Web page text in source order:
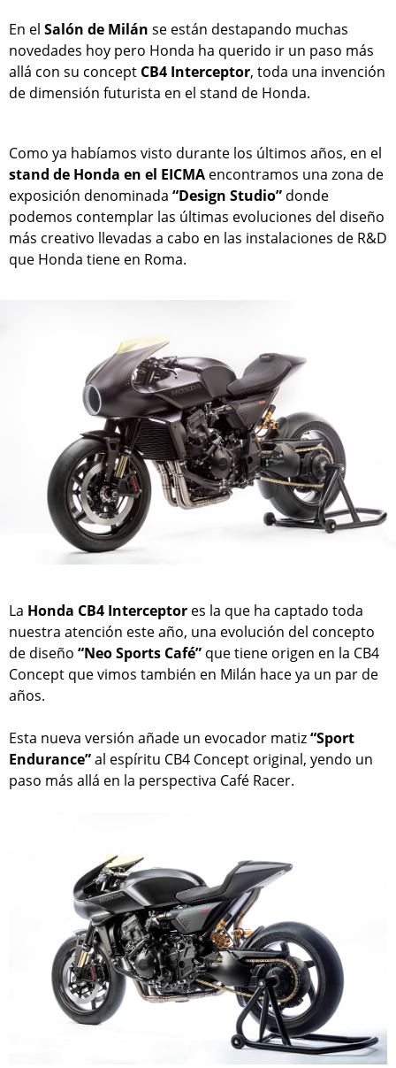
En el Salón de Milán se están destapando muchas
novedades hoy pero Honda ha querido ir un paso más
allá con su concept CB4 Interceptor, toda una invención
de dimensión futurista en el stand de Honda.
Como ya habíamos visto durante los últimos años, en el
stand de Honda en el EICMA encontramos una zona de
exposición denominada “Design Studio” donde
podemos contemplar las últimas evoluciones del diseño
más creativo llevadas a cabo en las instalaciones de R&D
que Honda tiene en Roma.
La Honda CB4 Interceptor es la que ha captado toda
nuestra atención este año, una evolución del concepto
de diseño “Neo Sports Café” que tiene origen en la CB4
Concept que vimos también en Milán hace ya un par de
años.
Esta nueva versión añade un evocador matiz“Sport
Endurance”al espíritu CB4 Concept original, yendo un
paso más allá en la perspectiva Café Racer.